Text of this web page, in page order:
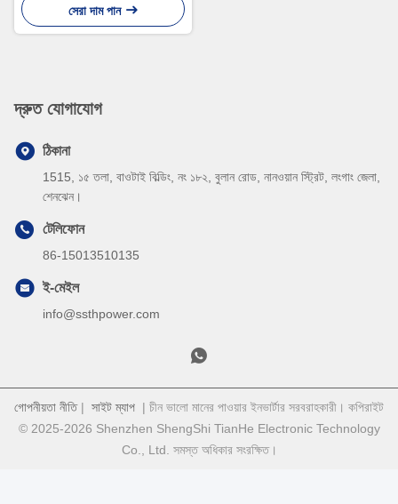
সেরা দাম পান
দ্রুত যোগাযোগ
ঠিকানা
1515, ১৫ তলা, বাওটাই বিল্ডিং, নং ১৮২, বুলান রোড, নানওয়ান স্ট্রিট, লংগাং জেলা,
শেনঝেন।
টেলিফোন
86-15013510135
ই-মেইল
info@ssthpower.com
গোপনীয়তা নীতি| সাইট ম্যাপ | চীন ভালো মানের পাওয়ার ইনভার্টার সরবরাহকারী। কপিরাইট
© 2025-2026 Shenzhen ShengShi TianHe Electronic Technology
Co., Ltd. সমস্ত অধিকার সংরক্ষিত।